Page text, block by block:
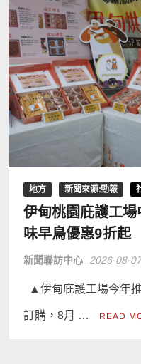
地方 新聞來源:勁報
伊甸桃園庇護工
味早鳥優惠9折起
新聞聯訪中心 2026-08-
▲伊甸庇護工場今年
訂購，8月 … READ